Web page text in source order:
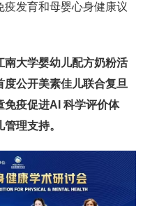
发育和母婴心身健康议
南大学婴幼儿配方奶粉活
度公开美素佳儿联合复旦
免疫促进AI 科学评价体
理支持。